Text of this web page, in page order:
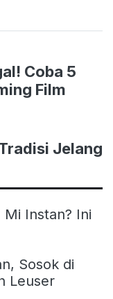
Coba 5
Film
Jelang
Instan? Ini
Sosok di
Leuser